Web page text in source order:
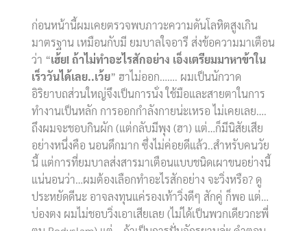
ก่อนหน้านี้ผมเคยตรวจพบภาวะความดันโลหิตสูงเกิน
มาตรฐาน เหมือนกับมี ยมบาลใจอารี ส่งข้อความมาเตือน
ว่า “เฮ้ย!ถ้าไม่ทำอะไรสักอย่าง เอ็งเตรียมมาหาข้าใน
เร็ววันได้เลย..เว้ย” ฮาไม่ออก……. ผมเป็นนักวาด
อิริยาบถส่วนใหญ่จึงเป็นการนั่ง ใช้มือและสายตาในการ
ทำงานเป็นหลัก การออกกำลังกายน่ะเหรอ ไม่เคยเลย….
ถึงผมจะชอบกินผัก (แต่กลับมีพุง (ฮา) แต่…ก็มีนิสัยเสีย
อย่างหนึ่งคือ นอนดึกมาก ซึ่งไม่ค่อยดีแล้ว..สำหรับคนวัย
นี้ แต่การที่ยมบาลส่งสารมาเตือนแบบชนิดเผาขนอย่างนี้
แน่นอนว่า…ผมต้องเลือกทำอะไรสักอย่าง จะวิ่งหรือ? ดู
ประหยัดดีนะ อาจลงทุนแค่รองเท้าวิ่งดีๆ สักคู่ ก็พอ แต่…
บ่องตง ผมไม่ชอบวิ่งเอาเสียเลย (ไม่ได้เป็นพวกเดียวกะพี่